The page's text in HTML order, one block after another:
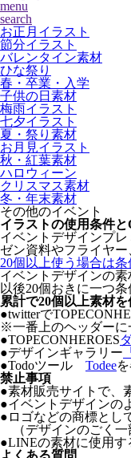
menu
search
お正月イラスト
節分イラスト
バレンタイン素材
ひな祭り
春・卒業・入学
子供の日素材
梅雨イラスト
七夕イラスト
夏・祭り素材
お月見イラスト
秋・紅葉素材
ハロウィーン
クリスマス素材
冬・年末素材
その他のイベント
イラストの使用条件
イベントデザインプ
ゼン資料やフライヤ
20個以上使う場合は条
イベントデザインの
以後20個おきに一つ
累計で20個以上素材
●twitterで
※一番上のヘッダーに
●TOPECONHEROES
●デザインギャラリー
●Todoツール Todee
禁止事項
●素材販売サイトで、
●イベントデザインの
● ロゴなどの商標とし
（デザインのごく一
●LINEの素材に使用す
よくある質問